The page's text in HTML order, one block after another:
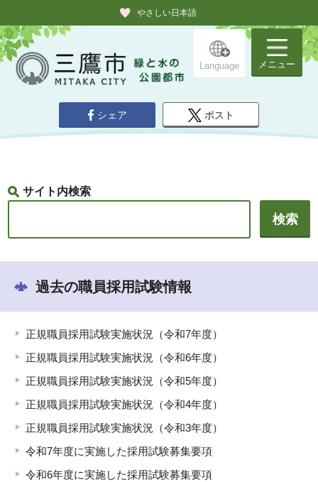
やさしい日本語
Language メニュー
シェア ポスト
サイト内検索
過去の職員採用試験情報
正規職員採用試験実施状況（令和7年度）
正規職員採用試験実施状況（令和6年度）
正規職員採用試験実施状況（令和5年度）
正規職員採用試験実施状況（令和4年度）
正規職員採用試験実施状況（令和3年度）
令和7年度に実施した採用試験募集要項
令和6年度に実施した採用試験募集要項